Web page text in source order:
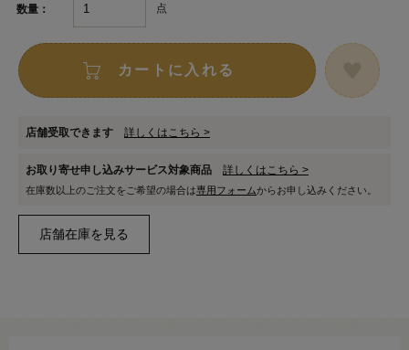
数量： 点
カートに入れる
店舗受取できます 詳しくはこちら >
お取り寄せ申し込みサービス対象商品 詳しくはこちら >
在庫数以上のご注文をご希望の場合は専用フォームからお申し込みください。